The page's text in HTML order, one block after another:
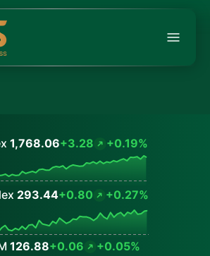
1,768.06+3.28 +0.19%
293.44+0.80 +0.27%
126.88+0.06 +0.05%